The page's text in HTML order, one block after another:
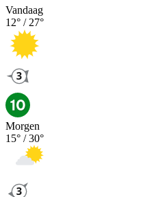
Vandaag
12° / 27°
Morgen
15° /30°